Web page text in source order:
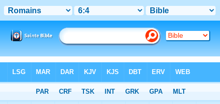
Chapitre 6 > Verset 4